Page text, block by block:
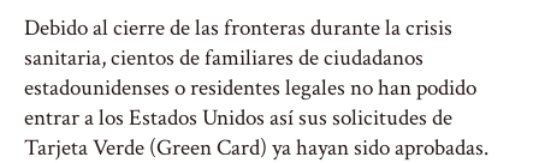
Debido al cierre de las fronteras durante la crisis
sanitaria, cientos de familiares de ciudadanos
estadounidenses o residentes legales no han podido
entrar a los Estados Unidos así sus solicitudes de
Tarjeta Verde (Green Card) ya hayan sido aprobadas.